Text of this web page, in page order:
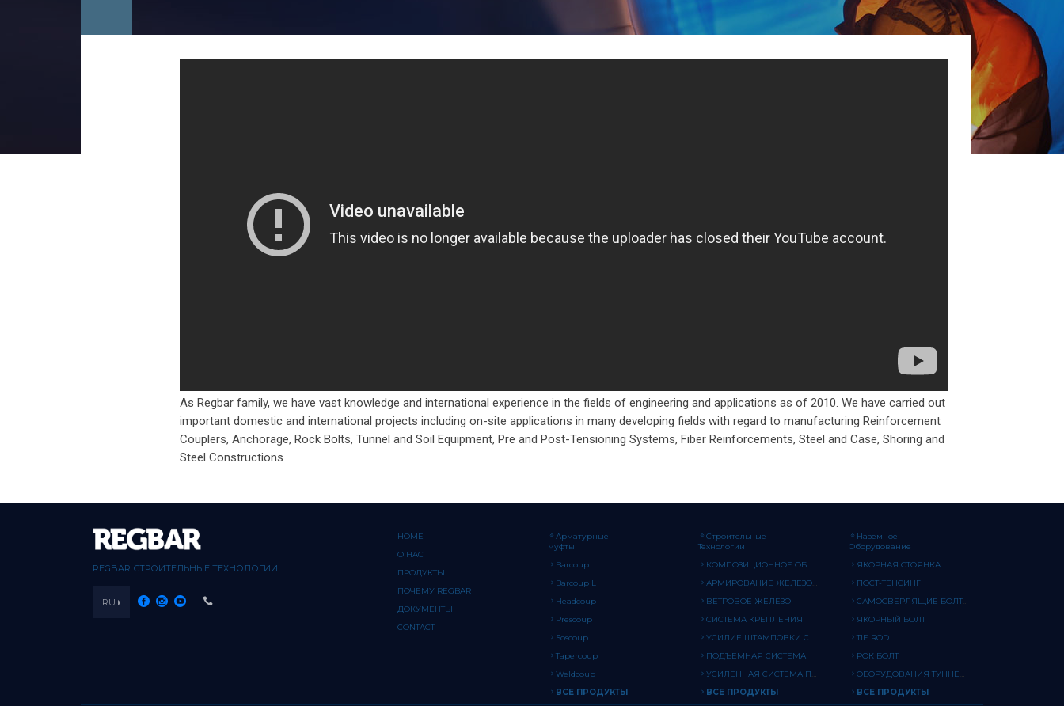
As Regbar family, we have vast knowledge and international experience in the fields of engineering and applications as of 2010. We have carried out
important domestic and international projects including on-site applications in many developing fields with regard to manufacturing Reinforcement
Couplers, Anchorage, Rock Bolts, Tunnel and Soil Equipment, Pre and Post-Tensioning Systems, Fiber Reinforcements, Steel and Case, Shoring and
Steel Constructions
REGBAR СТРОИТЕЛЬНЫЕ ТЕХНОЛОГИИ
RU
HOME
О НАС
ПРОДУКТЫ
ПОЧЕМУ REGBAR
ДОКУМЕНТЫ
CONTACT
Арматурные
муфты
Barcoup
Barcoup L
Headcoup
Prescoup
Soscoup
Tapercoup
Weldcoup
ВСЕ ПРОДУКТЫ
Строительные
Технологии
КОМПОЗИЦИОННОЕ ОБОРУДОВАНИЕ
АРМИРОВАНИЕ ЖЕЛЕЗОБЕТОНА
ВЕТРОВОЕ ЖЕЛЕЗО
СИСТЕМА КРЕПЛЕНИЯ
УСИЛИЕ ШТАМПОВКИ СДВИГА
ПОДЪЕМНАЯ СИСТЕМА
УСИЛЕННАЯ СИСТЕМА ПРОРАСТАНИЯ
ВСЕ ПРОДУКТЫ
Наземное
Оборудование
ЯКОРНАЯ СТОЯНКА
ПОСТ-ТЕНСИНГ
САМОСВЕРЛЯЩИЕ БОЛТЫ
ЯКОРНЫЙ БОЛТ
TIE ROD
РОК БОЛТ
ОБОРУДОВАНИЯ ТУННЕЛЬНОЙ ПОДДЕРЖКИ
ВСЕ ПРОДУКТЫ